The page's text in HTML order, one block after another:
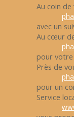
Au coin
avec un
Au cœur
pour votre
Près de
pour un
Service